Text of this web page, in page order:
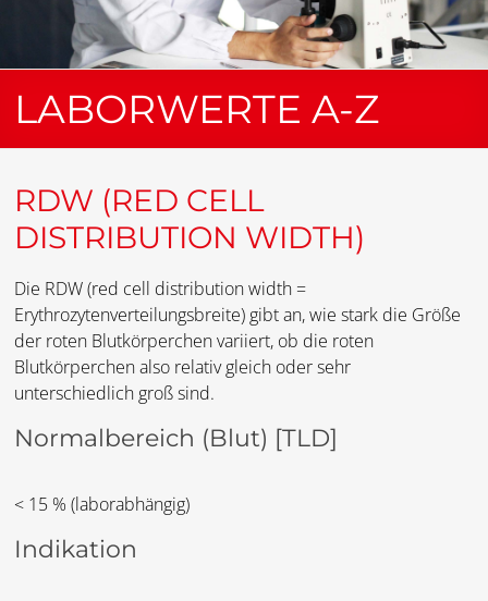
LABORWERTE A-Z
RDW (RED CELL
DISTRIBUTION WIDTH)
Die RDW (red cell distribution width =
Erythrozytenverteilungsbreite) gibt an, wie stark die Größe
der roten Blutkörperchen variiert, ob die roten
Blutkörperchen also relativ gleich oder sehr
unterschiedlich groß sind.
Normalbereich (Blut) [TLD]
< 15 % (laborabhängig)
Indikation